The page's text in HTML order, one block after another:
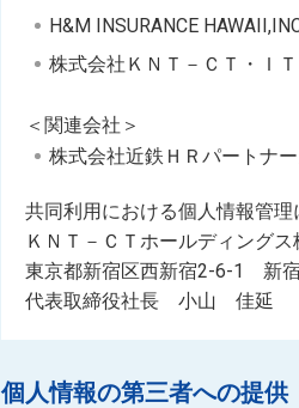
H&M INSURANCE
株式会社ＫＮＴ－ＣＴ・Ｉ
＜関連会社＞
株式会社近鉄ＨＲパートナ
共同利用における個人情報管
ＫＮＴ－ＣＴホールディングス
東京都新宿区西新宿2-6-1 新
代表取締役社長 小山 佳延
個人情報の第三者への提供